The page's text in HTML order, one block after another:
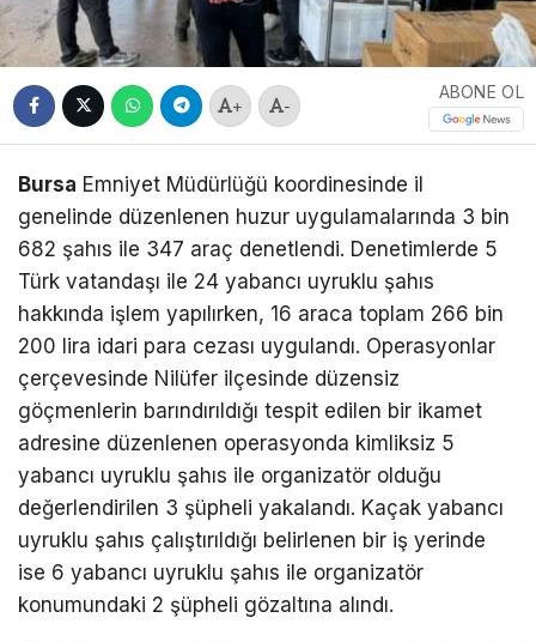
+ -
ABONE OL
Bursa Emniyet Müdürlüğü koordinesinde il
genelinde düzenlenen huzur uygulamalarında 3 bin
682 şahıs ile 347 araç denetlendi. Denetimlerde 5
Türk vatandaşı ile 24 yabancı uyruklu şahıs
hakkında işlem yapılırken, 16 araca toplam 266 bin
200 lira idari para cezası uygulandı. Operasyonlar
çerçevesinde Nilüfer ilçesinde düzensiz
göçmenlerin barındırıldığı tespit edilen bir ikamet
adresine düzenlenen operasyonda kimliksiz 5
yabancı uyruklu şahıs ile organizatör olduğu
değerlendirilen 3 şüpheli yakalandı. Kaçak yabancı
uyruklu şahıs çalıştırıldığı belirlenen bir iş yerinde
ise 6 yabancı uyruklu şahıs ile organizatör
konumundaki 2 şüpheli gözaltına alındı.